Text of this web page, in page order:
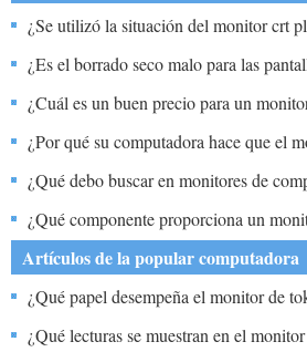
¿Se utilizó la situación del monitor crt
¿Es el borrado seco malo para las
¿Cuál es un buen precio para un
¿Por qué su computadora hace que el
¿Qué debo buscar en monitores de
¿Qué componente proporciona un
de aire restante y la energía de la
3000?
Artículos de la popular computadora
¿Qué papel desempeña el monitor de
¿Qué lecturas se muestran en el